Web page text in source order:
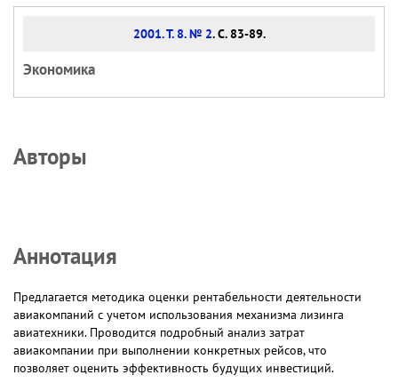
2001. Т. 8. № 2. С. 83-89.
Экономика
Авторы
Аннотация
Предлагается методика оценки рентабельности деятельности
авиакомпаний с учетом использования механизма лизинга
авиатехники. Проводится подробный анализ затрат
авиакомпании при выполнении конкретных рейсов, что
позволяет оценить эффективность будущих инвестиций.